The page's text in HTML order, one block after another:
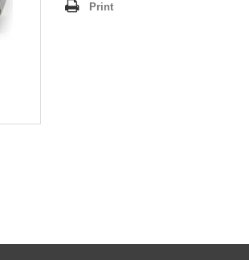
Print